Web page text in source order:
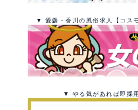
▼ 愛媛・香川の風俗求人【コス
▼ やる気があれば即採